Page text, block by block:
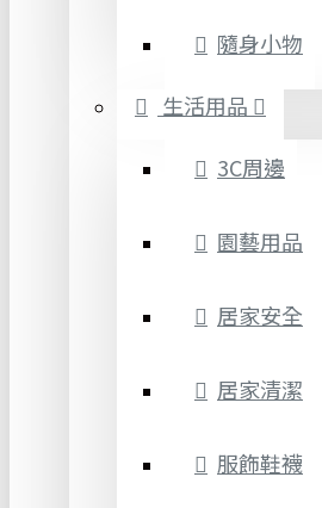
隨身小物
生活用品
3C周邊
園藝用品
居家安全
居家清潔
服飾鞋襪